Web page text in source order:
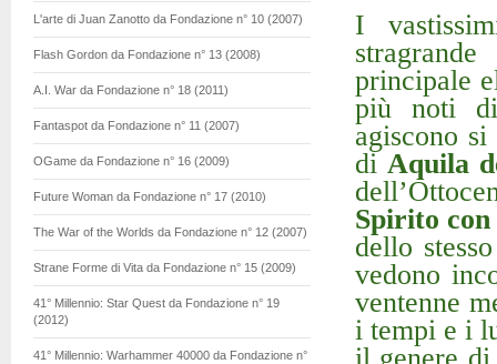
L'arte di Juan Zanotto da Fondazione n° 10 (2007)
Flash Gordon da Fondazione n° 13 (2008)
A.I. War da Fondazione n° 18 (2011)
Fantaspot da Fondazione n° 11 (2007)
OGame da Fondazione n° 16 (2009)
Future Woman da Fondazione n° 17 (2010)
The War of the Worlds da Fondazione n° 12 (2007)
Strane Forme di Vita da Fondazione n° 15 (2009)
41° Millennio: Star Quest da Fondazione n° 19
(2012)
41° Millennio: Warhammer 40000 da Fondazione n°
I
principale
più noti
agiscono
di Aquila
Spirito con
dello
vedono
ventenne
i tempi e i
il genere